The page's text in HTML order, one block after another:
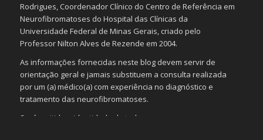
Rodrigues, Coordenador Clínico do Centro de Referência em
Neurofibromatoses do Hospital das Clínicas da
Universidade Federal de Minas Gerais, criado pelo
Professor Nilton Alves de Rezende em 2004.
As informações fornecidas neste blog devem servir de
orientação geral e jamais substituem a consulta realizada
por um (a) médico(a) com experiência no diagnóstico e
tratamento das neurofibromatoses.
Será omitida a identidade de todas as pessoas que